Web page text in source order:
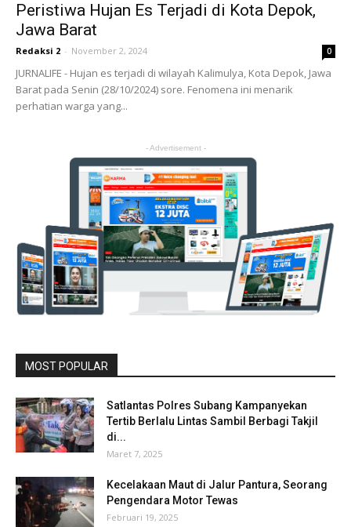
Peristiwa Hujan Es Terjadi di Kota Depok,
Jawa Barat
Redaksi 2 - November 2, 2024 0
JURNALIFE - Hujan es terjadi di wilayah Kalimulya, Kota Depok, Jawa
Barat pada Senin (28/10/2024) sore. Fenomena ini menarik
perhatian warga yang...
- Advertisement -
MOST POPULAR
Satlantas Polres Subang Kampanyekan
Tertib Berlalu Lintas Sambil Berbagi Takjil
di...
Maret 7, 2025
Kecelakaan Maut di Jalur Pantura, Seorang
Pengendara Motor Tewas
Februari 19, 2025